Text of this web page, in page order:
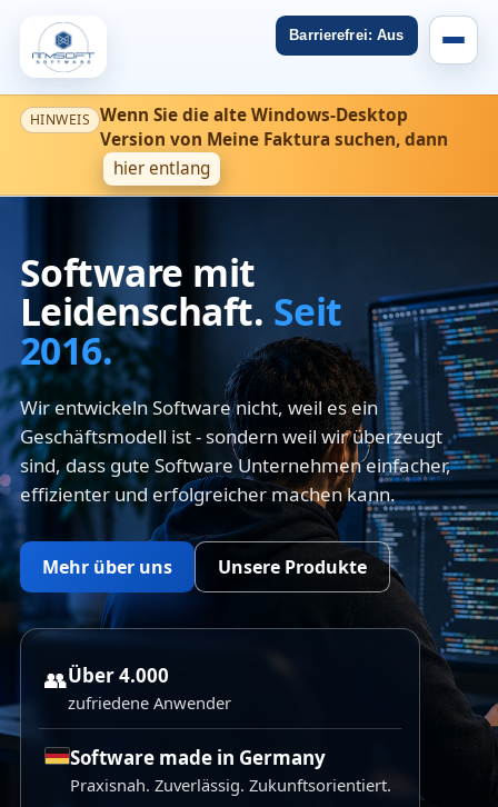
Barrierefrei: Aus
HINWEIS
Wenn Sie die alte Windows-Desktop
Version von Meine Faktura suchen, dann
hier entlang
Software mit
Leidenschaft. Seit
2016.
Wir entwickeln Software nicht, weil es ein
Geschäftsmodell ist - sondern weil wir überzeugt
sind, dass gute Software Unternehmen einfacher,
effizienter und erfolgreicher machen kann.
Mehr über uns Unsere Produkte
👥Über 4.000
zufriedene Anwender
Software made in Germany
Praxisnah. Zuverlässig. Zukunftsorientiert.